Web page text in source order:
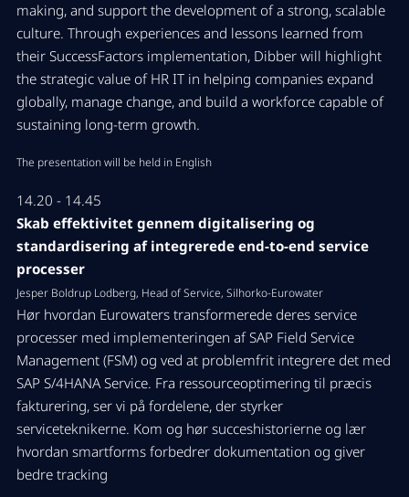
making, and support the development of a strong, scalable
culture. Through experiences and lessons learned from
their SuccessFactors implementation, Dibber will highlight
the strategic value of HR IT in helping companies expand
globally, manage change, and build a workforce capable of
sustaining long-term growth.
The presentation will be held in English
14.20 - 14.45
Skab effektivitet gennem digitalisering og
standardisering af integrerede end-to-end service
processer
Jesper Boldrup Lodberg, Head of Service, Silhorko-Eurowater
Hør hvordan Eurowaters transformerede deres service
processer med implementeringen af SAP Field Service
Management (FSM) og ved at problemfrit integrere det med
SAP S/4HANA Service. Fra ressourceoptimering til præcis
fakturering, ser vi på fordelene, der styrker
serviceteknikerne. Kom og hør succeshistorierne og lær
hvordan smartforms forbedrer dokumentation og giver
bedre tracking